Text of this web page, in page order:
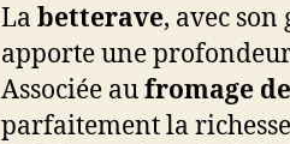
La betterave, avec
apporte une
Associée aufromage
parfaitement la